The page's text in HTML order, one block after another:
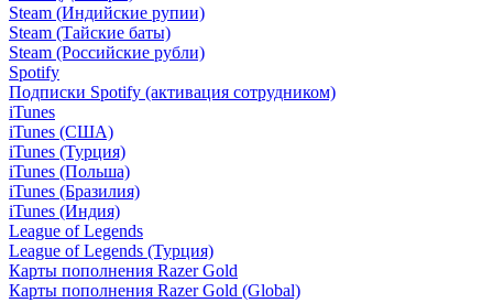
Steam (Индийские рупии)
Steam (Тайские баты)
Steam (Российские рубли)
Spotify
Подписки Spotify (активация сотрудником)
iTunes
iTunes (США)
iTunes (Турция)
iTunes (Польша)
iTunes (Бразилия)
iTunes (Индия)
League of Legends
League of Legends (Турция)
Карты пополнения Razer Gold
Карты пополнения Razer Gold (Global)